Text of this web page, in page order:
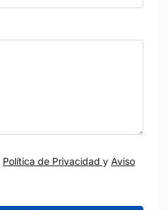
Política de Privacidad y Aviso